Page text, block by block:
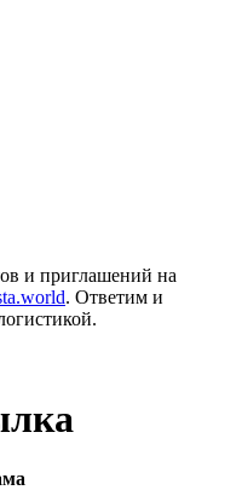
и приглашений на
. Ответим и